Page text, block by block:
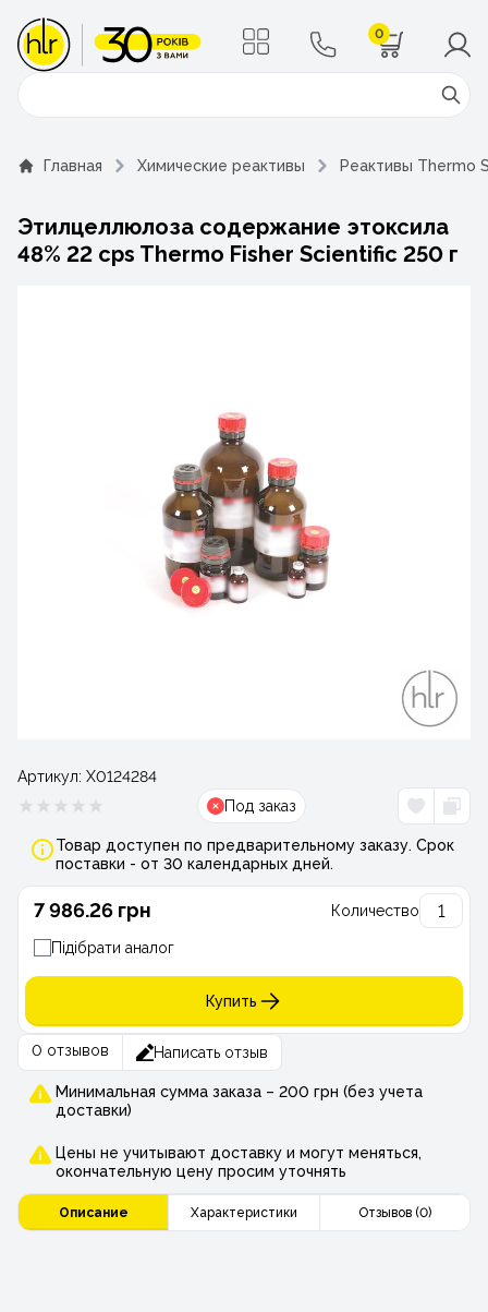
0
Поиск
Главная Химические реактивы Реактивы Thermo
Этилцеллюлоза содержание этоксила
48% 22 cps Thermo Fisher Scientific 250 г
Артикул: Х0124284
Под заказ
Товар доступен по предварительному заказу. Срок
поставки - от 30 календарных дней.
7 986.26 грн Количество
Підібрати аналог
Купить
0 отзывов Написать отзыв
Минимальная сумма заказа – 200 грн (без учета
доставки)
Цены не учитывают доставку и могут меняться,
окончательную цену просим уточнять
Описание Характеристики Отзывов (0)